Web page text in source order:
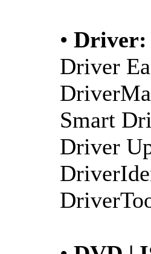
• Driver:
Driver
Smart
Driver